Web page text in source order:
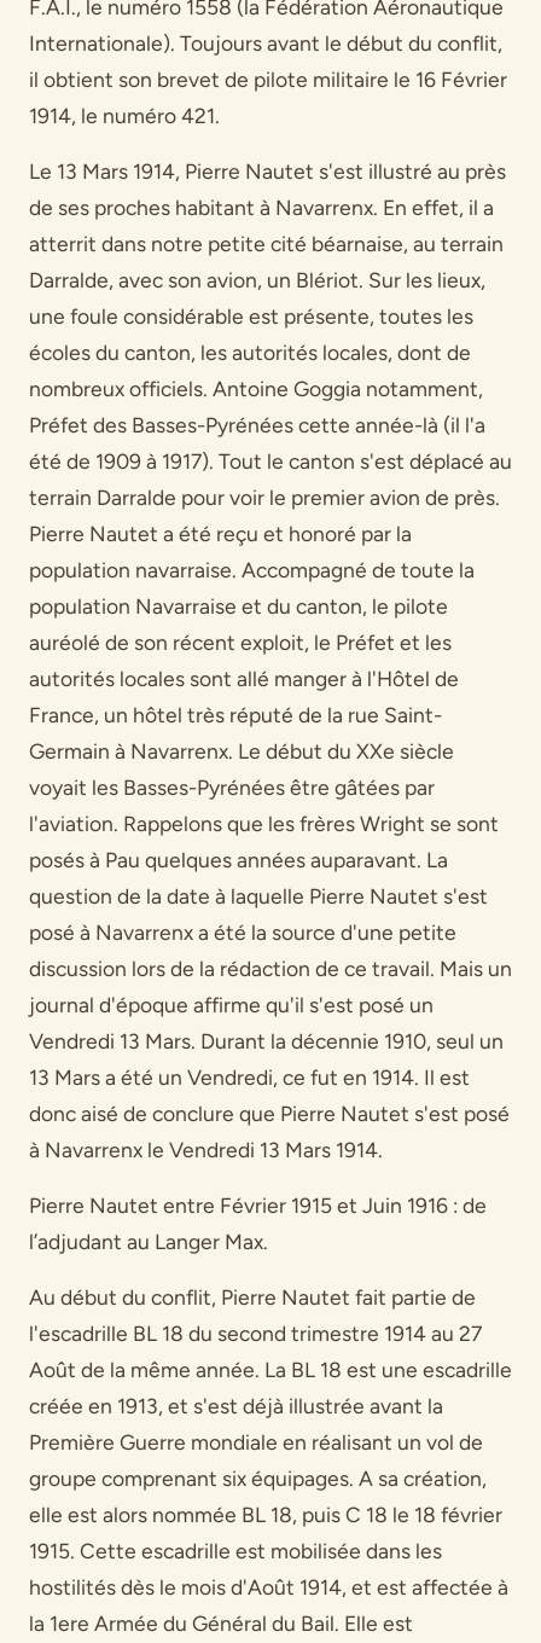
F.A.I., le numéro 1558 (la Fédération Aéronautique
Internationale). Toujours avant le début du conflit,
il obtient son brevet de pilote militaire le 16 Février
1914, le numéro 421.
Le 13 Mars 1914, Pierre Nautet s'est illustré au près
de ses proches habitant à Navarrenx. En effet, il a
atterrit dans notre petite cité béarnaise, au terrain
Darralde, avec son avion, un Blériot. Sur les lieux,
une foule considérable est présente, toutes les
écoles du canton, les autorités locales, dont de
nombreux officiels. Antoine Goggia notamment,
Préfet des Basses-Pyrénées cette année-là (il l'a
été de 1909 à 1917). Tout le canton s'est déplacé au
terrain Darralde pour voir le premier avion de près.
Pierre Nautet a été reçu et honoré par la
population navarraise. Accompagné de toute la
population Navarraise et du canton, le pilote
auréolé de son récent exploit, le Préfet et les
autorités locales sont allé manger à l'Hôtel de
France, un hôtel très réputé de la rue Saint-
Germain à Navarrenx. Le début du XXe siècle
voyait les Basses-Pyrénées être gâtées par
l'aviation. Rappelons que les frères Wright se sont
posés à Pau quelques années auparavant. La
question de la date à laquelle Pierre Nautet s'est
posé à Navarrenx a été la source d'une petite
discussion lors de la rédaction de ce travail. Mais un
journal d'époque affirme qu'il s'est posé un
Vendredi 13 Mars. Durant la décennie 1910, seul un
13 Mars a été un Vendredi, ce fut en 1914. Il est
donc aisé de conclure que Pierre Nautet s'est posé
à Navarrenx le Vendredi 13 Mars 1914.
Pierre Nautet entre Février 1915 et Juin 1916 : de
l’adjudant au Langer Max.
Au début du conflit, Pierre Nautet fait partie de
l'escadrille BL 18 du second trimestre 1914 au 27
Août de la même année. La BL 18 est une escadrille
créée en 1913, et s'est déjà illustrée avant la
Première Guerre mondiale en réalisant un vol de
groupe comprenant six équipages. A sa création,
elle est alors nommée BL 18, puis C 18 le 18 février
1915. Cette escadrille est mobilisée dans les
hostilités dès le mois d'Août 1914, et est affectée à
la 1ere Armée du Général du Bail. Elle est